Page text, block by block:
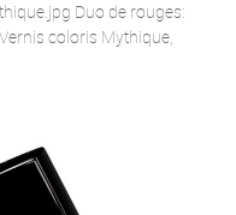
Duo de rouges:
coloris Mythique,